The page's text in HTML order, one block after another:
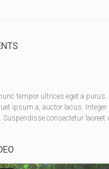
tempor ultrices eget a
ipsum a, auctor lacus. Integer
Suspendisse consectetur laoreet